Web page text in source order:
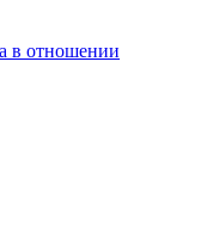
в отношении